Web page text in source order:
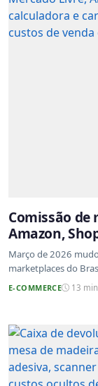
Comissão de
Amazon,
atualizadas
Março de 2026
marketplaces do
E-COMMERCE 13 min